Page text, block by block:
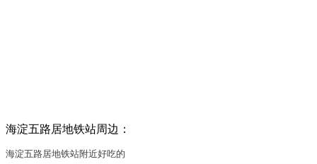
海淀五路居地铁站周边：
海淀五路居地铁站附近好吃的